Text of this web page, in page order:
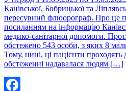
Канівської, Бобрицької та
пересувний флюорограф. Про це
посиланням на інформацію
медико-санітарної допомоги.
обстежено 543 особи, з яких 8
Тому, нині, ці пацієнти
обстеженні надавалася людям […]